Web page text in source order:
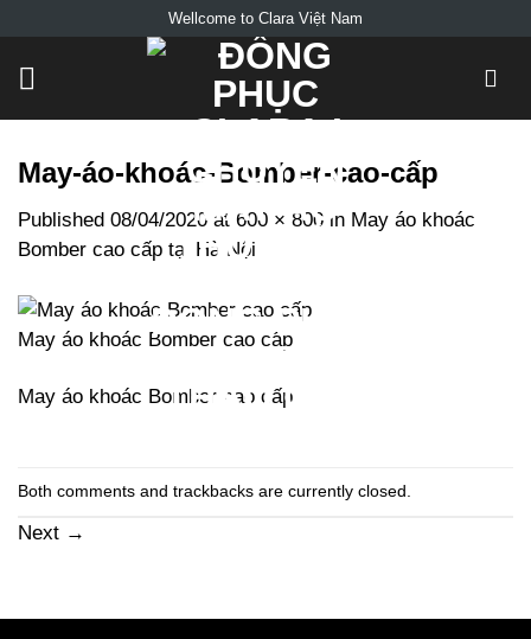
to
content
Wellcome to Clara Việt Nam
May-áo-khoác-Bomber-cao-cấp
Published 08/04/2020 at 600 × 800 in May áo khoác
Bomber cao cấp tại Hà Nội
May áo khoác Bomber cao cấp
May áo khoác Bomber cao cấp
Both comments and trackbacks are currently closed.
Next →